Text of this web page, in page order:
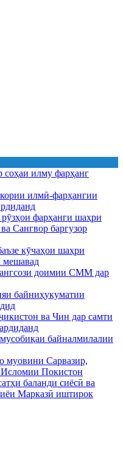
соҳаи илму фарҳанг
илмӣ-фарҳангии
фарҳанги шаҳри
Сангвор баргузор
кӯчаҳои шаҳри
мешавад
доимии СММ дар
байниҳукуматии
ва Чин дар самти
байналмилалии
муовини Сарвазир,
Покистон
баланди сиёсӣ ва
Марказӣ иштирок